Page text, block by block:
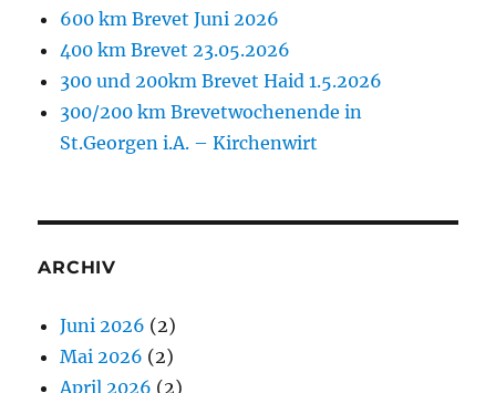
600 km Brevet Juni 2026
400 km Brevet 23.05.2026
300 und 200km Brevet Haid 1.5.2026
300/200 km Brevetwochenende in
St.Georgen i.A. – Kirchenwirt
ARCHIV
Juni 2026 (2)
Mai 2026 (2)
April 2026 (2)